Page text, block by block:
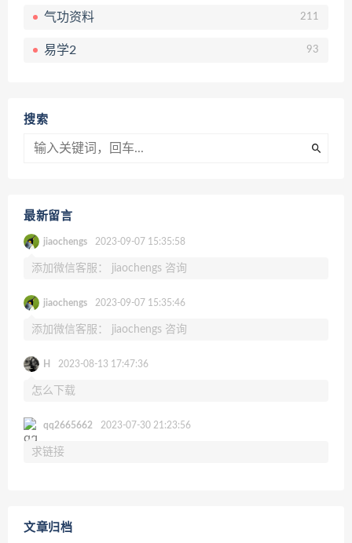
气功资料 211
易学2 93
搜索
最新留言
jiaochengs 2023-09-07 15:35:58
添加微信客服： jiaochengs 咨询
jiaochengs 2023-09-07 15:35:46
添加微信客服： jiaochengs 咨询
H 2023-08-13 17:47:36
怎么下载
qq2665662 2023-07-30 21:23:56
求链接
文章归档